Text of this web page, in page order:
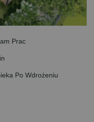
Prac
Po Wdrożeniu